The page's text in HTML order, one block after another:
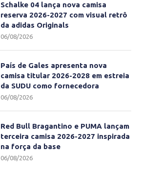
Schalke 04 lança nova camisa
reserva 2026-2027 com visual retrô
da adidas Originals
06/08/2026
País de Gales apresenta nova
camisa titular 2026-2028 em estreia
da SUDU como fornecedora
06/08/2026
Red Bull Bragantino e PUMA lançam
terceira camisa 2026-2027 inspirada
na força da base
06/08/2026